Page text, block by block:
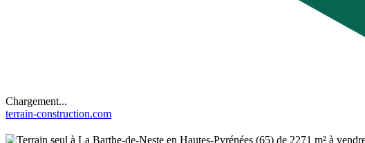
Chargement...
terrain-construction.com
3